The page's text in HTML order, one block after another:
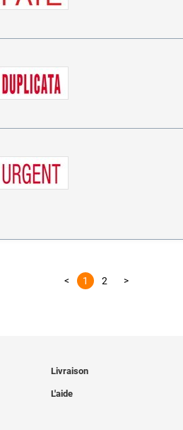
< 1 2 >
Livraison
L'aide